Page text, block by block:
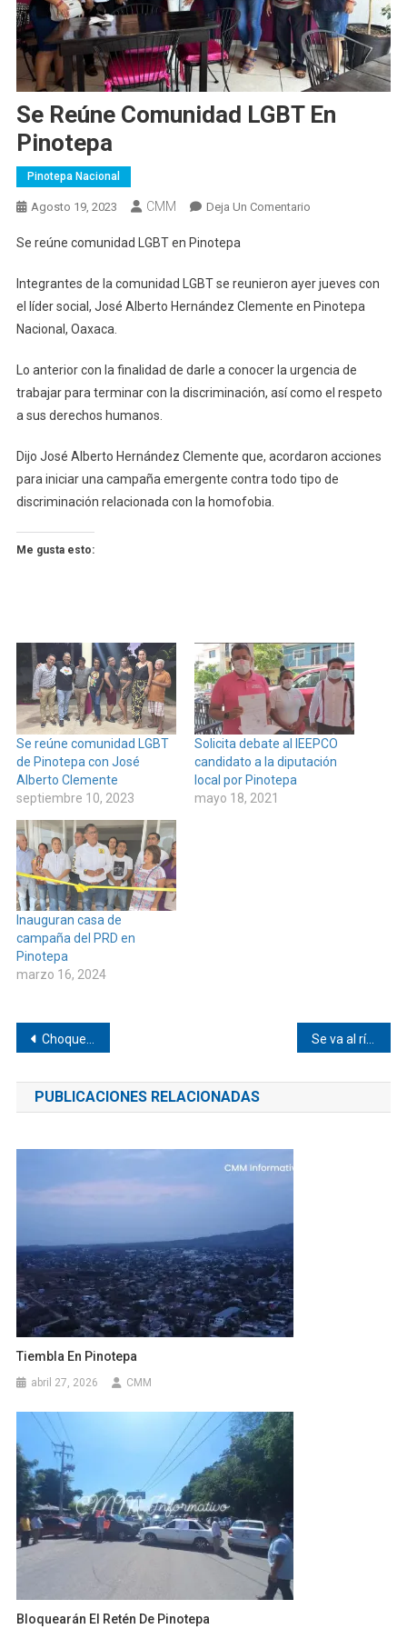
Se Reúne Comunidad LGBT En
Pinotepa
Pinotepa Nacional
Agosto 19, 2023 CMM Deja Un ComentarioEn
LGBT
En
Se reúne comunidad LGBT en Pinotepa
Integrantes de la comunidad LGBT se reunieron ayer jueves con
el líder social, José Alberto Hernández Clemente en Pinotepa
Nacional, Oaxaca.
Lo anterior con la finalidad de darle a conocer la urgencia de
trabajar para terminar con la discriminación, así como el respeto
a sus derechos humanos.
Dijo José Alberto Hernández Clemente que, acordaron acciones
para iniciar una campaña emergente contra todo tipo de
discriminación relacionada con la homofobia.
Me gusta esto:
Se reúne comunidad LGBT
de Pinotepa con José
Alberto Clemente
septiembre 10, 2023
Solicita debate al IEEPCO
candidato a la diputación
local por Pinotepa
mayo 18, 2021
Inauguran casa de
campaña del PRD en
Pinotepa
marzo 16, 2024
Navegación
de
entradas
Choque por alcance en Pinotepa Se va al río un coche y deja dos heridos en Tlacamama
PUBLICACIONES RELACIONADAS
Tiembla En Pinotepa
abril 27, 2026 CMM
Bloquearán El Retén De Pinotepa